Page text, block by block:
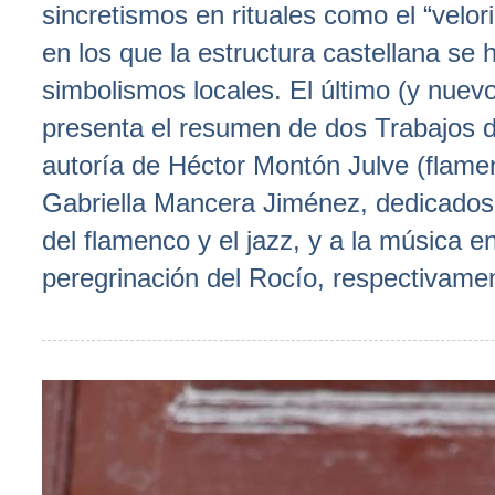
sincretismos en rituales como el
en los que la estructura castellana se
simbolismos locales. El último (y
presenta el resumen de dos Trabajos
autoría de Héctor Montón Julve
Gabriella Mancera Jiménez,
del flamenco y el jazz, y a la música
peregrinación del Rocío,